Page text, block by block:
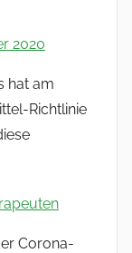
2020
hat am
Richtlinie
Corona-